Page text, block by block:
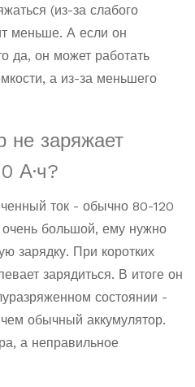
(из-за слабого
меньше. А если он
да, он может работать
а из-за меньшего
не заряжает
А·ч?
ток - обычно 80-120
большой, ему нужно
зарядку. При коротких
зарядиться. В итоге он
состоянии -
обычный аккумулятор.
а неправильное